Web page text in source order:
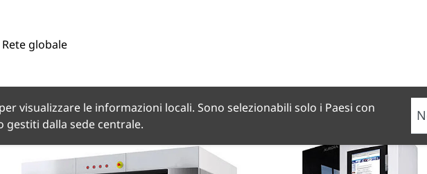
Rete globale
visualizzare le informazioni locali. Sono selezionabili solo i Paesi con
dalla sede centrale.